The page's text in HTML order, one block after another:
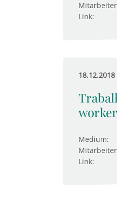
Link:
18.12.2018
Medium:
Link: